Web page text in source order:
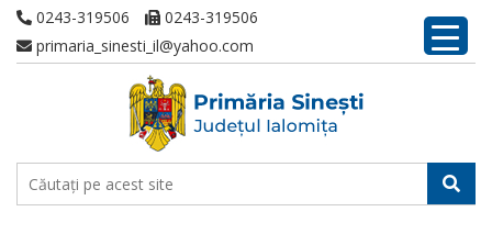
0243-319506
0243-319506
primaria_sinesti_il@yahoo.com